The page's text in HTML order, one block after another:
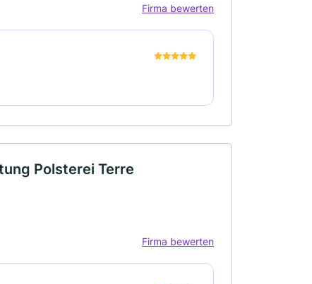
Firma bewerten
Polsterei Terre
Firma bewerten